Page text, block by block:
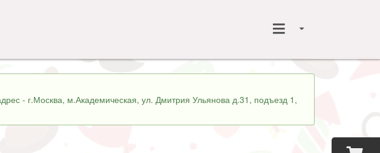
- г.Москва, м.Академическая, ул. Дмитрия Ульянова д.31, подъезд 1,